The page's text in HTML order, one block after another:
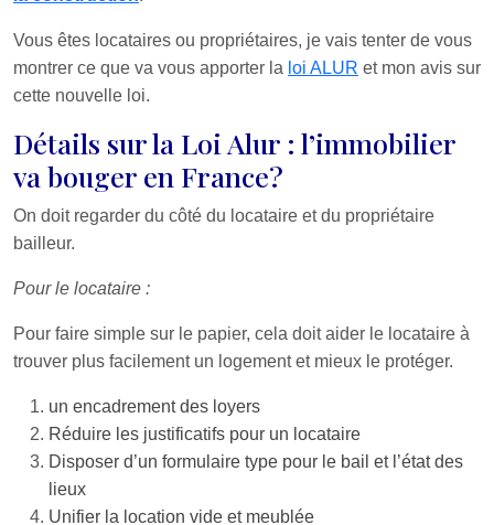
Vous êtes locataires ou propriétaires, je vais tenter de vous
montrer ce que va vous apporter la loi ALUR et mon avis sur
cette nouvelle loi.
Détails sur la Loi Alur : l’immobilier
va bouger en France?
On doit regarder du côté du locataire et du propriétaire
bailleur.
Pour le locataire :
Pour faire simple sur le papier, cela doit aider le locataire à
trouver plus facilement un logement et mieux le protéger.
un encadrement des loyers
Réduire les justificatifs pour un locataire
Disposer d’un formulaire type pour le bail et l’état des
lieux
Unifier la location vide et meublée